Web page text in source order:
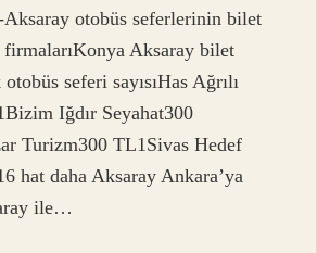
otobüs seferlerinin bilet
firmalarıKonya Aksaray bilet
seferi sayısıHas Ağrılı
Iğdır Seyahat300
Turizm300 TL1Sivas Hedef
hat daha Aksaray Ankara’ya
ile…